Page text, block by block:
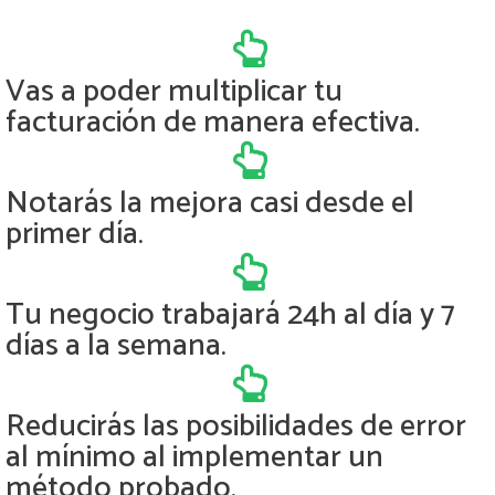
Vas a poder multiplicar tu
facturación de manera efectiva.
Notarás la mejora casi desde el
primer día.
Tu negocio trabajará 24h al día y 7
días a la semana.
Reducirás las posibilidades de error
al mínimo al implementar un